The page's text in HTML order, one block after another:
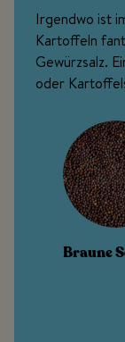
Irgendwo ist
Kartoffeln
Gewürzsalz.
oder
Braune